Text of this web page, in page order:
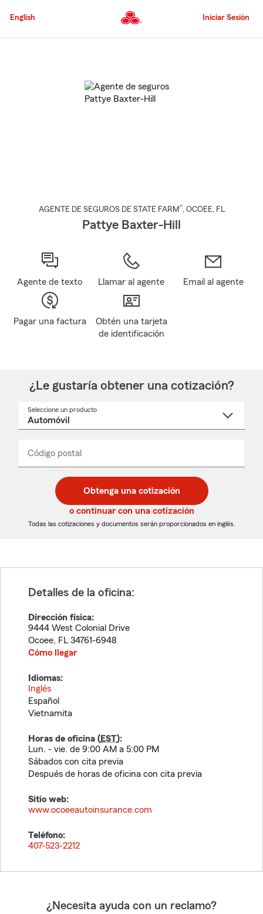
al
principal
English Iniciar Sesión
AGENTE DE SEGUROS DE STATE FARM®, OCOEE, FL
Pattye Baxter-Hill
Agente de texto Llamar al agente Email al agente
Pagar una factura
Obtén una tarjeta
de identificación
¿Le gustaría obtener una cotización?
Seleccione un producto
desplegable
Código postal
de
5
dígitos
de
5
dígitos
_____
Obtenga una cotización
o continuar con una cotización
Todas las cotizaciones y documentos serán proporcionados en inglés.
Detalles de la oficina:
Dirección física:
9444 West Colonial Drive
Ocoee, FL 34761-6948
Cómo llegar
Idiomas:
Inglés
Español
Vietnamita
Horas de oficina (EST):
Lun. - vie. de 9:00 AM a 5:00 PM
Sábados con cita previa
Después de horas de oficina con cita previa
Sitio web:
www.ocoeeautoinsurance.com
Teléfono:
407-523-2212
¿Necesita ayuda con un reclamo?